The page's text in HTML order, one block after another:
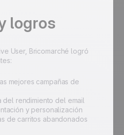
logros
User, Bricomarché logró
mejores campañas de
del rendimiento del email
y personalización
de carritos abandonados